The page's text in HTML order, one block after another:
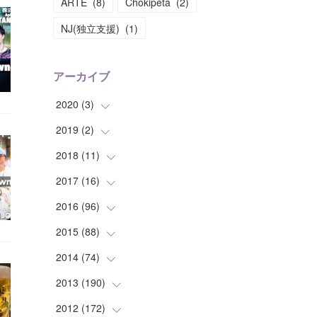
NJ(独立支援) (1)
アーカイブ
2020 (3)
(1
( 1)
(1)
2019 (2)
( 1)
(1)
2018 (11)
(2)
(1)
(1)
(1)
(3)
(2)
2017 (16)
(1)
(2)
(1)
(3)
(1)
2016 (96)
(2)
(5)
(6)
(3)
2015 (88)
(4)
(7)
(6)
2014 (74)
(9)
(14)
2013 (190)
(17)
2012 (172)